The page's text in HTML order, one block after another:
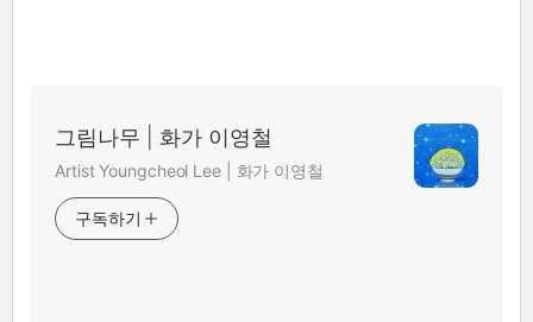
그림나무 | 화가 이영철
Artist Youngcheol Lee | 화가 이영철
구독하기